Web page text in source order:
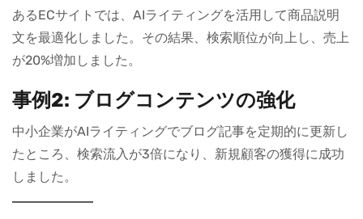
あるECサイトでは、AIライティングを活用して商品説明
文を最適化しました。その結果、検索順位が向上し、売上
が20%増加しました。
事例2: ブログコンテンツの強化
中小企業がAIライティングでブログ記事を定期的に更新し
たところ、検索流入が3倍になり、新規顧客の獲得に成功
しました。